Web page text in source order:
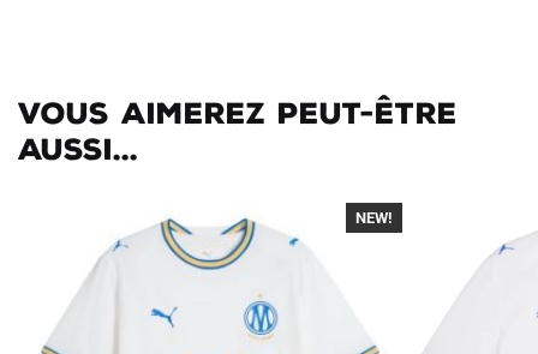
Vous aimerez peut-être
aussi...
-40%
NEW!